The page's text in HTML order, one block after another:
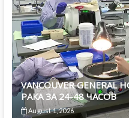
VANCOUVER
РАКА ЗА 24-48 ЧАСОВ
August 1, 2026